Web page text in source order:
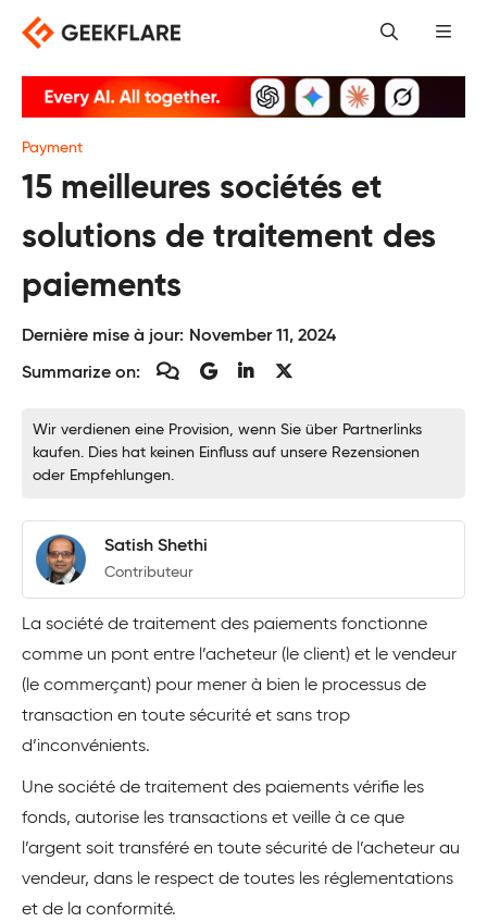
Skip
content
Payment
15 meilleures sociétés et
solutions de traitement des
paiements
Dernière mise à jour: November 11, 2024
Summarize on:
Wir verdienen eine Provision, wenn Sie über Partnerlinks
kaufen. Dies hat keinen Einfluss auf unsere Rezensionen
oder Empfehlungen.
Satish Shethi
Contributeur
La société de traitement des paiements fonctionne
comme un pont entre l’acheteur (le client) et le vendeur
(le commerçant) pour mener à bien le processus de
transaction en toute sécurité et sans trop
d’inconvénients.
Une société de traitement des paiements vérifie les
fonds, autorise les transactions et veille à ce que
l’argent soit transféré en toute sécurité de l’acheteur au
vendeur, dans le respect de toutes les réglementations
et de la conformité.